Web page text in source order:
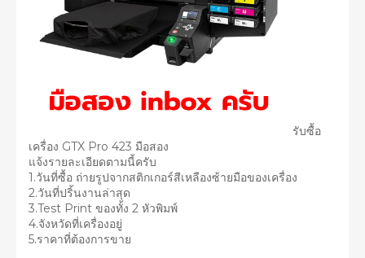
รับซื้อ
เครื่อง GTX Pro 423 มือสอง
แจ้งรายละเอียดตามนี้ครับ
1.วันที่ซื้อ ถ่ายรูปจากสติกเกอร์สีเหลืองซ้ายมือของเครื่อง
2.วันที่ปริ้นงานล่าสุด
3.Test Print ของทั้ง 2 หัวพิมพ์
4.จังหวัดที่เครื่องอยู่
5.ราคาที่ต้องการขาย